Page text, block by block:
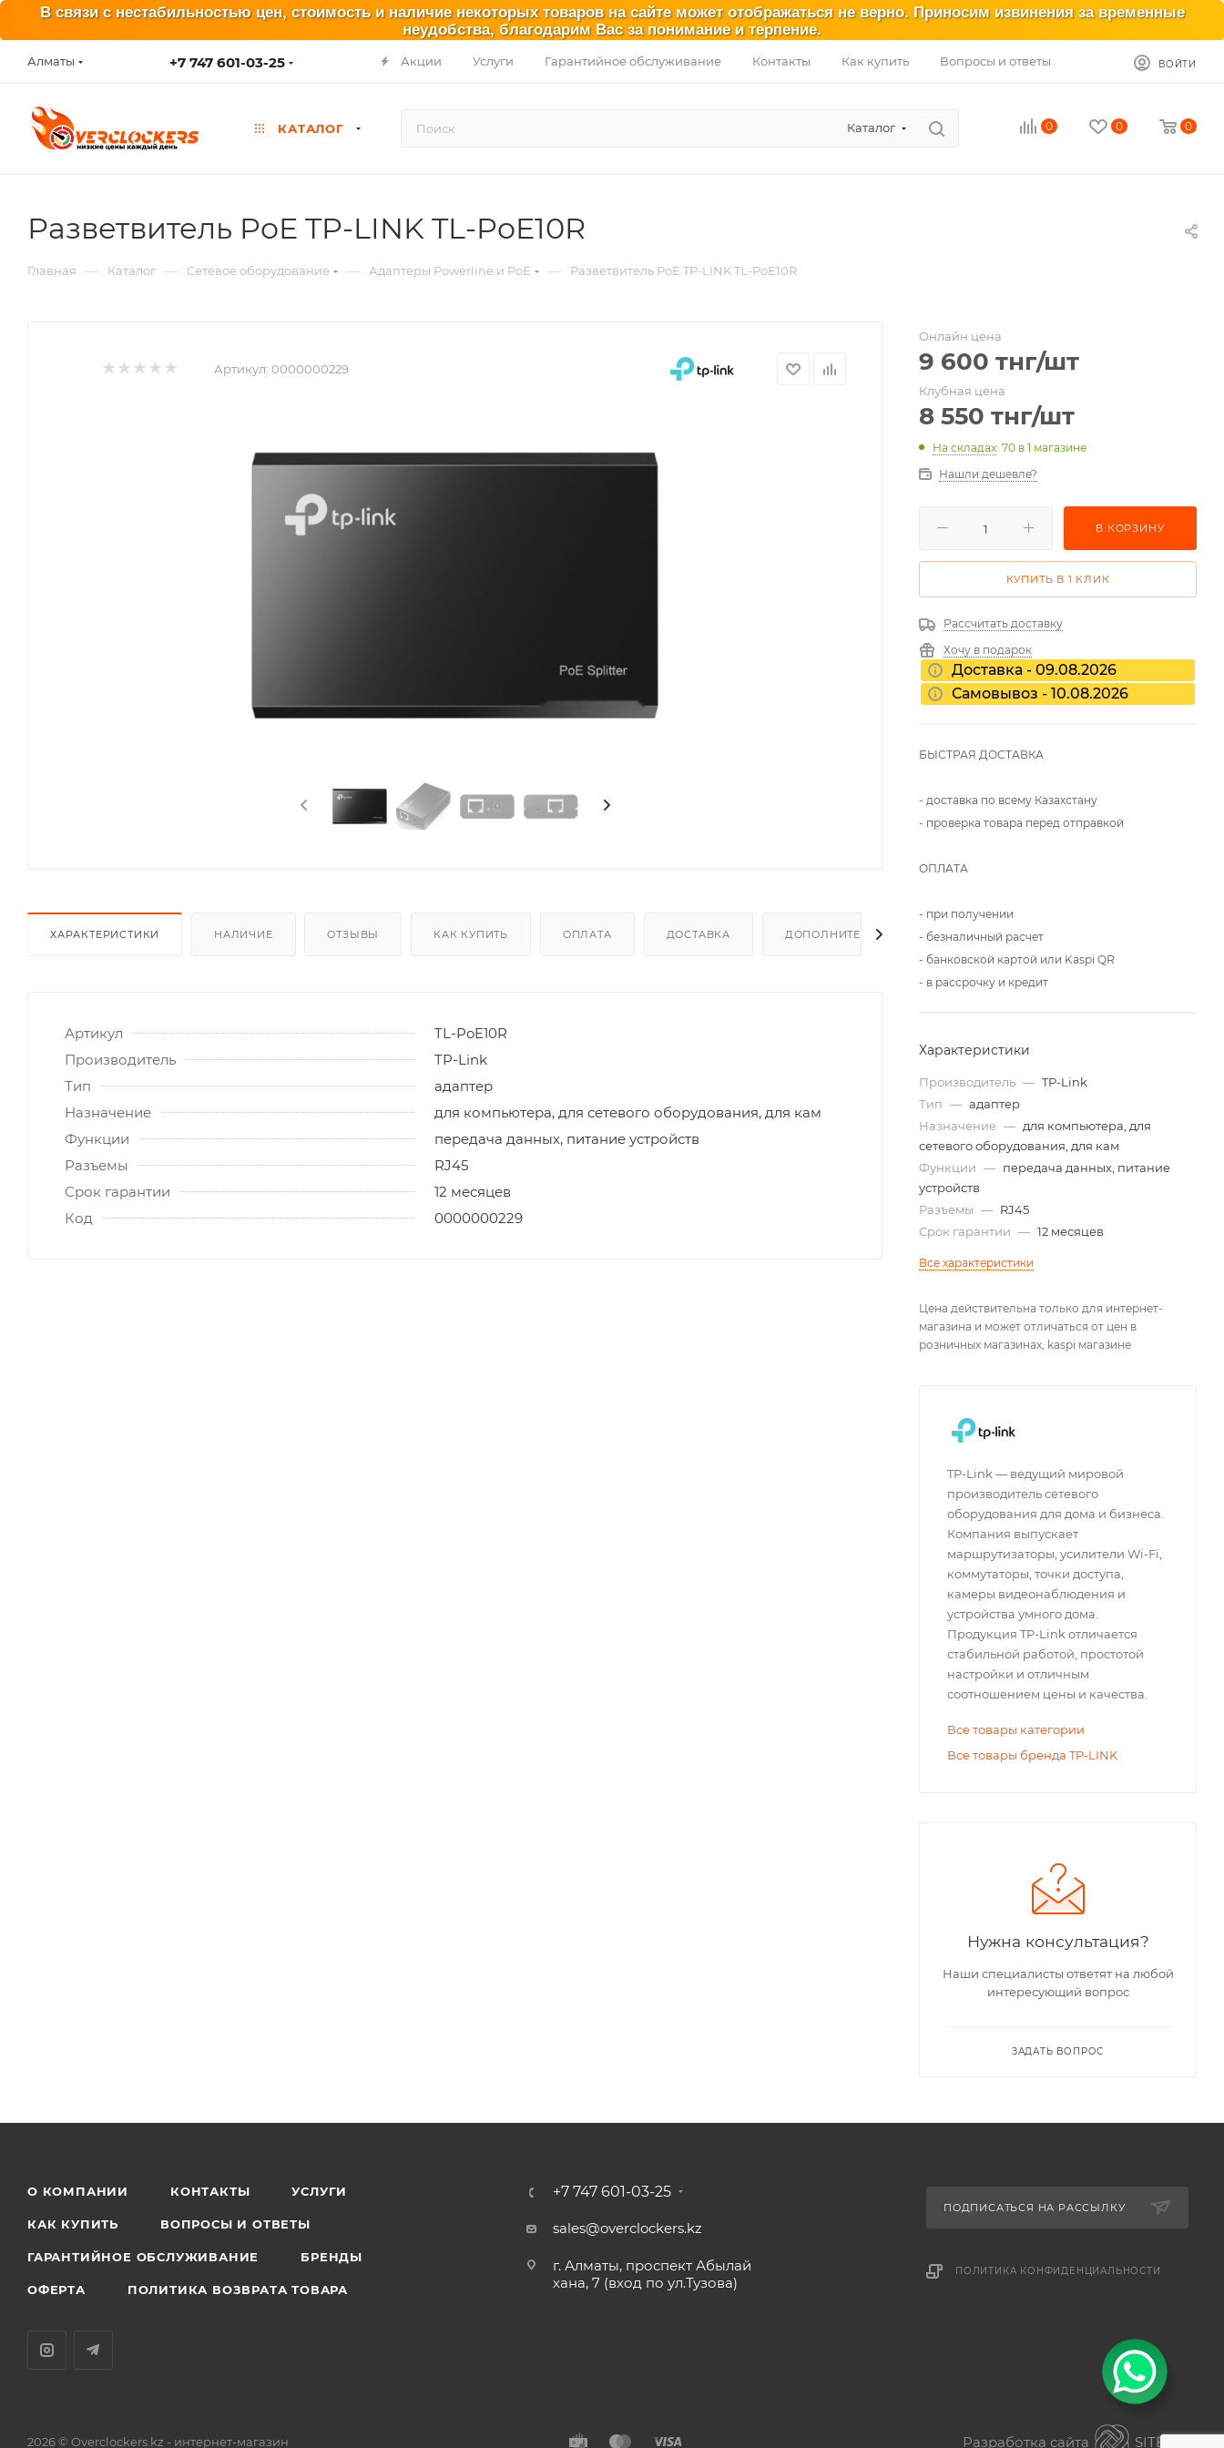
В связи с нестабильностью цен, стоимость и наличие некоторых товаров на сайте может отображаться не верно. Приносим извинения за временные
неудобства, благодарим Вас за понимание и терпение.
Алматы +7 747 601-03-25 Акции Услуги Гарантийное обслуживание Контакты Как купить Вопросы и ответы ВОЙТИ
КАТАЛОГ Каталог 0 0 0
Разветвитель PoE TP-LINK TL-PoE10R
Главная — Каталог — Сетевое оборудование — Адаптеры Powerline и PoE — Разветвитель PoE TP-LINK TL-PoE10R
Артикул: 0000000229
ХАРАКТЕРИСТИКИ НАЛИЧИЕ ОТЗЫВЫ КАК КУПИТЬ ОПЛАТА ДОСТАВКА ДОПОЛНИТЕЛЬНО
Артикул
TL-PoE10R
Производитель
TP-Link
Тип
адаптер
Назначение
для компьютера, для сетевого оборудования, для кам
Функции
передача данных, питание устройств
Разъемы
RJ45
Срок гарантии
12 месяцев
Код
0000000229
Онлайн цена
9 600 тнг/шт
Клубная цена
8 550 тнг/шт
На складах: 70 в 1 магазине
Нашли дешевле?
В КОРЗИНУ
КУПИТЬ В 1 КЛИК
Рассчитать доставку
Хочу в подарок
Доставка - 09.08.2026
Самовывоз - 10.08.2026
БЫСТРАЯ ДОСТАВКА
- доставка по всему Казахстану
- проверка товара перед отправкой
ОПЛАТА
- при получении
- безналичный расчет
- банковской картой или Kaspi QR
- в рассрочку и кредит
Характеристики
Производитель — TP-Link
Тип — адаптер
Назначение — для компьютера, для
сетевого оборудования, для кам
Функции — передача данных, питание
устройств
Разъемы — RJ45
Срок гарантии — 12 месяцев
Все характеристики
Цена действительна только для интернет-
магазина и может отличаться от цен в
розничных магазинах, kaspi магазине
TP-Link — ведущий мировой
производитель сетевого
оборудования для дома и бизнеса.
Компания выпускает
маршрутизаторы, усилители Wi-Fi,
коммутаторы, точки доступа,
камеры видеонаблюдения и
устройства умного дома.
Продукция TP-Link отличается
стабильной работой, простотой
настройки и отличным
соотношением цены и качества.
Все товары категории
Все товары бренда TP-LINK
Нужна консультация?
Наши специалисты ответят на любой
интересующий вопрос
ЗАДАТЬ ВОПРОС
О КОМПАНИИ КОНТАКТЫ УСЛУГИ
КАК КУПИТЬ ВОПРОСЫ И ОТВЕТЫ
ГАРАНТИЙНОЕ ОБСЛУЖИВАНИЕ БРЕНДЫ
ОФЕРТА ПОЛИТИКА ВОЗВРАТА ТОВАРА
+7 747 601-03-25
sales@overclockers.kz
г. Алматы, проспект Абылай
хана, 7 (вход по ул.Тузова)
ПОДПИСАТЬСЯ НА РАССЫЛКУ
ПОЛИТИКА КОНФИДЕНЦИАЛЬНОСТИ
2026 © Overclockers.kz - интернет-магазин Разработка сайта SITER.KZ